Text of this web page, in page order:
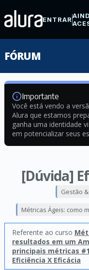
ENTRAR
FÓRUM
Importante
Você está vendo a
Alura que estamos
ganha uma identidade
em potencializar seus
[Dúvida]
Gestão
Métricas Ágeis: como
Referente ao curso
resultados em um
principais métricas #1
Eficiência X Eficácia